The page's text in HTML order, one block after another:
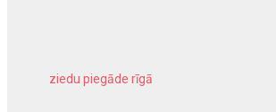
ziedu piegāde rīgā